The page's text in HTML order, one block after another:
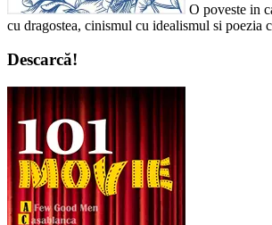
O poveste in
cu dragostea, cinismul cu idealismul si poezia
Descarcă!